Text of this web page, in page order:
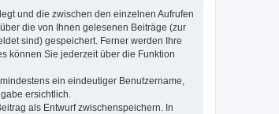
und die zwischen den einzelnen Aufrufen
die von Ihnen gelesenen Beiträge (zur
sind) gespeichert. Ferner werden Ihre
können Sie jederzeit über die Funktion
ein eindeutiger Benutzername,
ersichtlich.
als Entwurf zwischenspeichern. In